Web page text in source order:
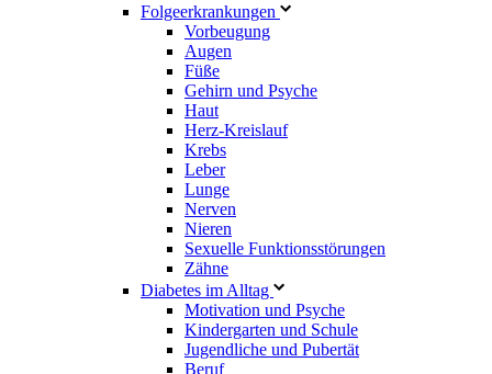
Folgeerkrankungen
Vorbeugung
Augen
Füße
Gehirn und Psyche
Haut
Herz-Kreislauf
Krebs
Leber
Lunge
Nerven
Nieren
Sexuelle Funktionsstörungen
Zähne
Diabetes im Alltag
Motivation und Psyche
Kindergarten und Schule
Jugendliche und Pubertät
Beruf